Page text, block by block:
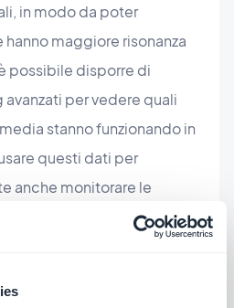
in modo da poter
maggiore risonanza
possibile disporre di
per vedere quali
stanno funzionando in
questi dati per
anche monitorare le
e gestire le risposte, il